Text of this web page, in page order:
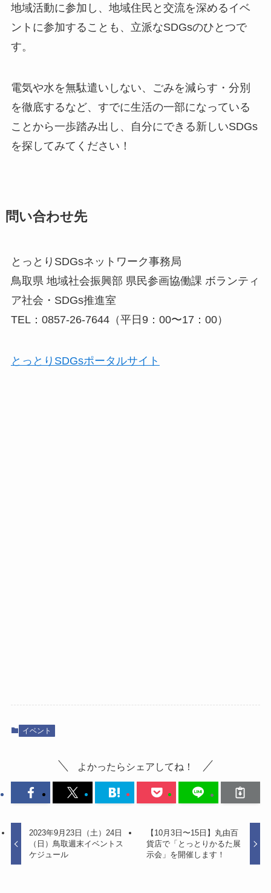
地域活動に参加し、地域住民と交流を深めるイベ
ントに参加することも、立派なSDGsのひとつで
す。
電気や水を無駄遣いしない、ごみを減らす・分別
を徹底するなど、すでに生活の一部になっている
ことから一歩踏み出し、自分にできる新しいSDGs
を探してみてください！
問い合わせ先
とっとりSDGsネットワーク事務局
鳥取県 地域社会振興部 県民参画協働課 ボランティ
ア社会・SDGs推進室
TEL：0857-26-7644（平日9：00〜17：00）
とっとりSDGsポータルサイト
イベント
よかったらシェアしてね！
2023年9月23日（土）24日
（日）鳥取週末イベントス
ケジュール
【10月3日〜15日】丸由百
貨店で「とっとりかるた展
示会」を開催します！